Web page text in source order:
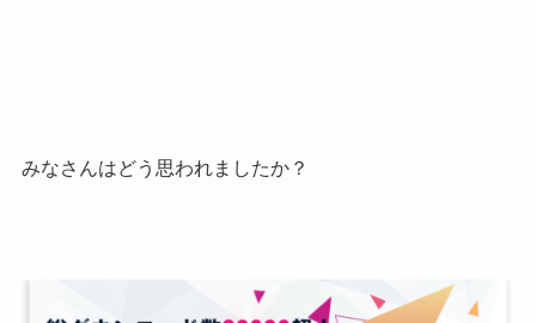
みなさんはどう思われましたか？